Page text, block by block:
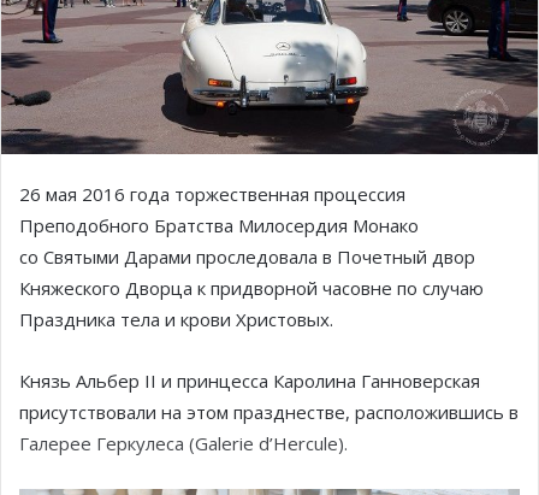
26 мая 2016 года торжественная процессия
Преподобного Братства Милосердия Монако
со Святыми Дарами проследовала в Почетный двор
Княжеского Дворца к придворной часовне по случаю
Праздника тела и крови Христовых.
Князь Альбер II и принцесса Каролина Ганноверская
присутствовали на этом празднестве, расположившись в
Галерее Геркулеса (Galerie d’Hercule).